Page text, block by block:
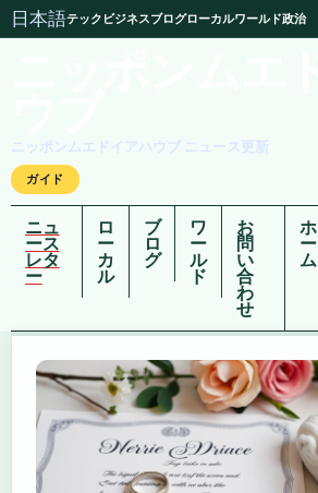
日本語テック ビジネスブログローカルワールド政治
ニッポンムエドイアハウブ ニュース更新
ガイド
ニュ
ース
レタ
ー
ロ
ー
カ
ル
ブ
ロ
グ
ワ
ー
ル
ド
お
問
い
合
わ
せ
ホ
ー
ム